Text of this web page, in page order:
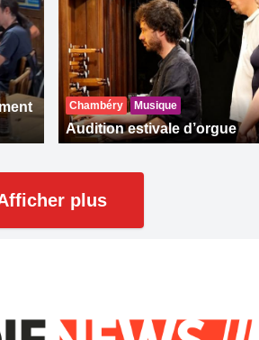
Chambéry Musique
Audition estivale d’orgue
plus